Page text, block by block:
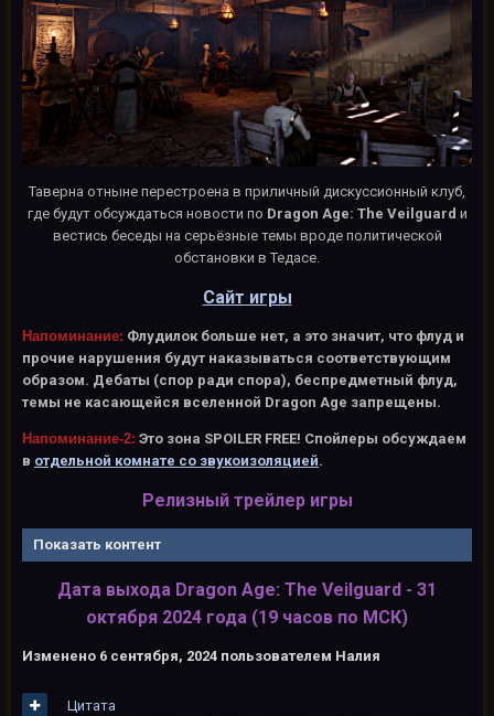
Таверна отныне перестроена в приличный дискуссионный клуб,
где будут обсуждаться новости по Dragon Age: The Veilguard и
вестись беседы на серьёзные темы вроде политической
обстановки в Тедасе.
Сайт игры
Напоминание: Флудилок больше нет, а это значит, что флуд и
прочие нарушения будут наказываться соответствующим
образом. Дебаты (спор ради спора), беспредметный флуд,
темы не касающейся вселенной Dragon Age запрещены.
Напоминание-2: Это зона SPOILER FREE! Спойлеры обсуждаем
в отдельной комнате со звукоизоляцией.
Релизный трейлер игры
Показать контент
Дата выхода Dragon Age: The Veilguard - 31
октября 2024 года (19 часов по МСК)
Изменено 6 сентября, 2024 пользователем Налия
Цитата